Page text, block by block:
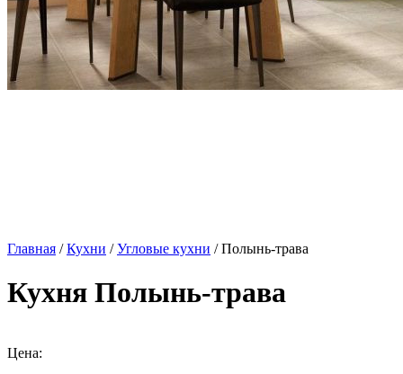
Главная /Кухни /Угловые кухни / Полынь-трава
Кухня Полынь-трава
Цена: